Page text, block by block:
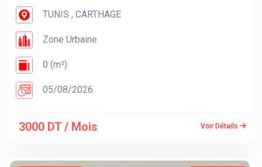
TUNIS , CARTHAGE
Zone Urbaine
0 (m²)
05/08/2026
3000 DT / Mois Voir Détails